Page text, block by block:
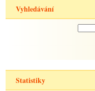
Vyhledávání
Statistiky